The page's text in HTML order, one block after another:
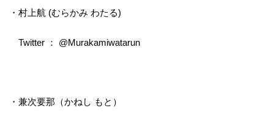
・村上航 (むらかみ わたる)
Twitter ： @Murakamiwatarun
・兼次要那（かねし もと）